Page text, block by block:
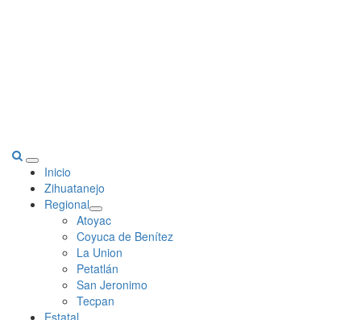
Primary
Menu
Inicio
Zihuatanejo
Regional
Atoyac
Coyuca de Benítez
La Union
Petatlán
San Jeronimo
Tecpan
Estatal